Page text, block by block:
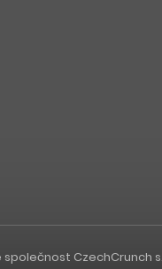
CzechCrunch